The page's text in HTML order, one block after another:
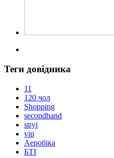
Теги довідника
11
120 чол
Shopping
secondhand
stryi
vip
Аеробіка
БТІ